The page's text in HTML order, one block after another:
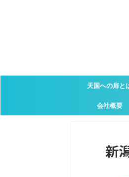
天国への扉と
会社概要
新